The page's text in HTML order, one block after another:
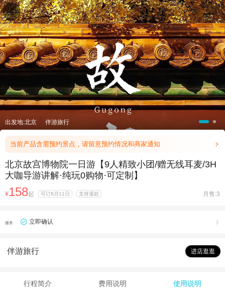
出发地:北京 伴游旅行
当前产品含需预约景点，请留意预约情况和商家通知 
北京故宫博物院一日游【9人精致小团/赠无线耳麦/3H
大咖导游讲解·纯玩0购物·可定制】
¥158起 可订8月11日 支持退款 月售:3
服务 立即确认 
伴游旅行 进店逛逛
行程简介 费用说明 使用说明
